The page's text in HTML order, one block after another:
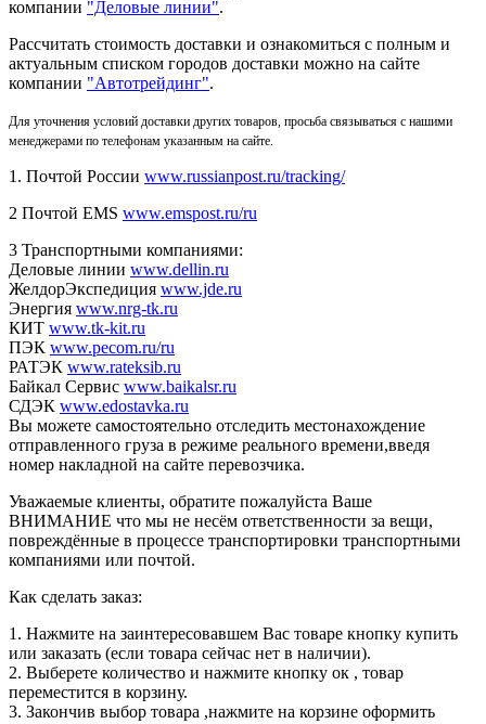
компании "Деловые линии".
Рассчитать стоимость доставки и ознакомиться с полным и
актуальным списком городов доставки можно на сайте
компании "Автотрейдинг".
Для уточнения условий доставки других товаров, просьба связываться с нашими
менеджерами по телефонам указанным на сайте.
1. Почтой России www.russianpost.ru/tracking/
2 Почтой EMS www.emspost.ru/ru
3 Транспортными компаниями:
Деловые линии www.dellin.ru
ЖелдорЭкспедиция www.jde.ru
Энергия www.nrg-tk.ru
КИТ www.tk-kit.ru
ПЭК www.pecom.ru/ru
РАТЭК www.rateksib.ru
Байкал Сервис www.baikalsr.ru
СДЭК www.edostavka.ru
Вы можете самостоятельно отследить местонахождение
отправленного груза в режиме реального времени,введя
номер накладной на сайте перевозчика.
Уважаемые клиенты, обратите пожалуйста Ваше
ВНИМАНИЕ что мы не несём ответственности за вещи,
повреждённые в процессе транспортировки транспортными
компаниями или почтой.
Как сделать заказ:
1. Нажмите на заинтересовавшем Вас товаре кнопку купить
или заказать (если товара сейчас нет в наличии).
2. Выберете количество и нажмите кнопку ок , товар
переместится в корзину.
3. Закончив выбор товара ,нажмите на корзине оформить